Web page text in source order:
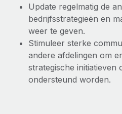
Update regelmatig de
bedrijfsstrategieën en
weer te geven.
Stimuleer sterke
andere afdelingen om
strategische initiatieven
ondersteund worden.